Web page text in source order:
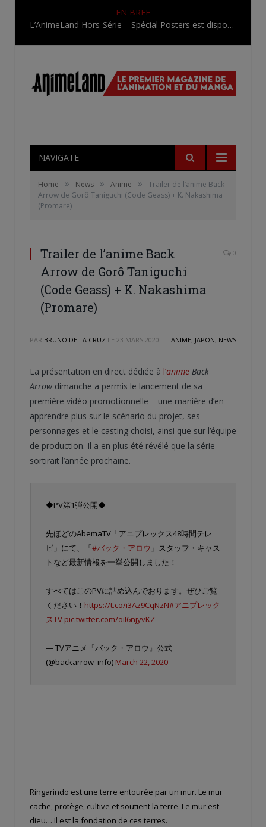
EN BREF
L’AnimeLand Hors-Série – Spécial Posters est disponible !
NAVIGATE
Home » News » Anime »
Trailer de l’anime Back
Arrow de Gorô Taniguchi (Code Geass) + K. Nakashima
(Promare)
Trailer de l’anime Back
Arrow de Gorô Taniguchi
(Code Geass) + K. Nakashima
(Promare)
0
PAR BRUNO DE LA CRUZ LE 23 MARS 2020 ANIME, JAPON, NEWS
La présentation en direct dédiée à l’anime Back
Arrowdimanche a permis le lancement de sa
première vidéo promotionnelle – une manière d’en
apprendre plus sur le scénario du projet, ses
personnages et le casting choisi, ainsi que sur l’équipe
de production. Il a en plus été révélé que la série
sortirait l’année prochaine.
◆PV第1弾公開◆
先ほどのAbemaTV「アニプレックス48時間テレ
ビ」にて、「#バック・アロウ 」スタッフ・キャス
トなど最新情報を一挙公開しました！
すべてはこのPVに詰め込んでおります。ぜひご覧
ください！ https://t.co/i3Az9CqNzN#アニプレック
スTV pic.twitter.com/oiI6njyvKZ
— TVアニメ『バック・アロウ』公式
(@backarrow_info) March 22, 2020
Ringarindo est une terre entourée par un mur. Le mur
cache, protège, cultive et soutient la terre. Le mur est
dieu… Il est la fondation de ces terres.